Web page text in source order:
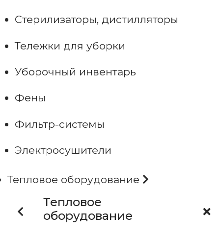
Стерилизаторы, дистилляторы
Тележки для уборки
Уборочный инвентарь
Фены
Фильтр-системы
Электросушители
Тепловое оборудование
Тепловое
оборудование